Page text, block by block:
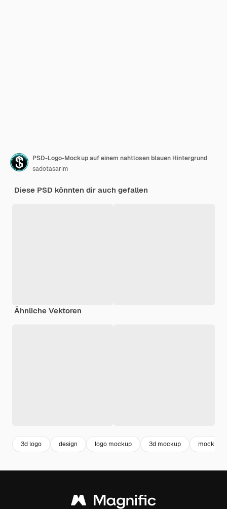
PSD-Logo-Mockup auf einem nahtlosen blauen Hintergrund
sadotasarim
Diese PSD könnten dir auch gefallen
Ähnliche Vektoren
3d logo design logo mockup 3d mockup mockup